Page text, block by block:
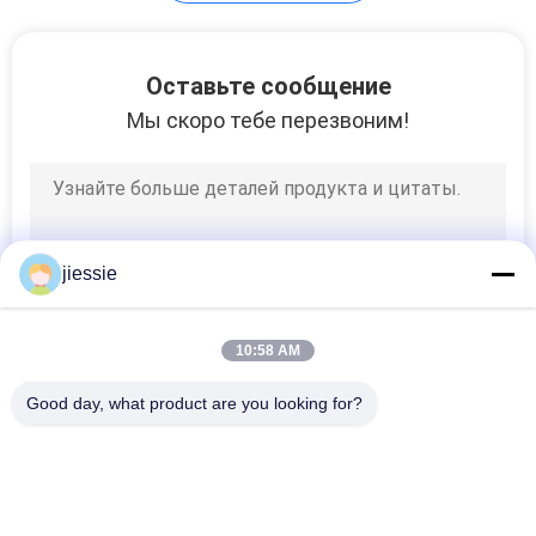
Отражательный
стикер винила
Multi стикеры
Оставьте сообщение
Мы скоро тебе перезвоним!
jiessie
10:58 AM
Good day, what product are you looking for?